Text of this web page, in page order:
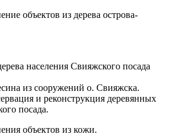
объектов из дерева острова-
населения Свияжского посада
из сооружений о. Свияжска.
и реконструкция деревянных
посада.
объектов из кожи.